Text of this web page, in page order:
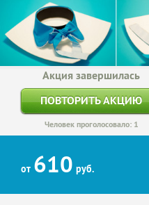
Акция завершилась
ПОВТОРИТЬ АКЦИЮ
Человек проголосовало: 1
от 610 руб.